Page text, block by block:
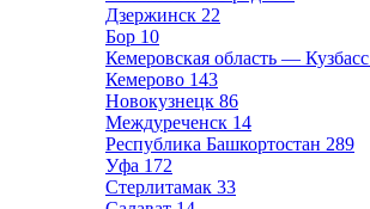
Дзержинск 22
Бор 10
Кемеровская область — Кузбасс
Кемерово 143
Новокузнецк 86
Междуреченск 14
Республика Башкортостан 289
Уфа 172
Стерлитамак 33